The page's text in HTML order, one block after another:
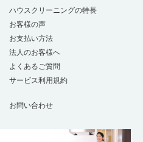
ハウスクリーニングの特長
お客様の声
お支払い方法
法人のお客様へ
よくあるご質問
サービス利用規約
お問い合わせ